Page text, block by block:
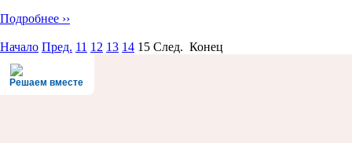
Подробнее ››
Начало Пред. 11 12 13 14 15 След. Конец
Решаем вместе